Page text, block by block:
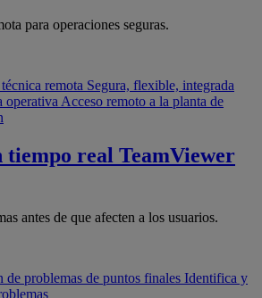
para operaciones seguras.
remota Segura, flexible, integrada
operativa Acceso remoto a la planta de
tiempo real TeamViewer
antes de que afecten a los usuarios.
de problemas de puntos finales Identifica y